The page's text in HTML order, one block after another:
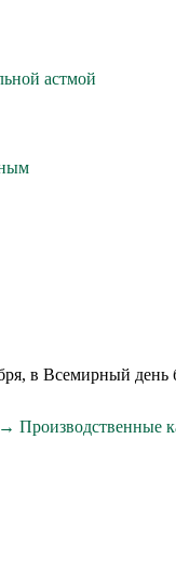
астмой
в Всемирный
→ Производственные